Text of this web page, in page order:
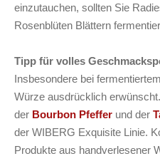
einzutauchen, sollten Sie
Rosenblüten Blättern
Tipp für volles
Insbesondere bei
Würze ausdrücklich
der Bourbon Pfeffer und der
der WIBERG Exquisite Linie.
Produkte aus handverlesener